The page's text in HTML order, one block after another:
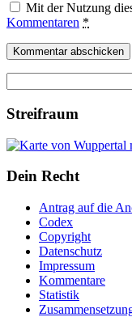
Mit der Nutzung
Kommentaren *
nach:
Streifraum
Dein Recht
Antrag auf die
Codex
Copyright
Datenschutz
Impressum
Kommentare
Statistik